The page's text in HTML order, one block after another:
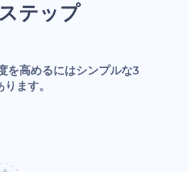
テップ
を高めるにはシンプルな3
ます。